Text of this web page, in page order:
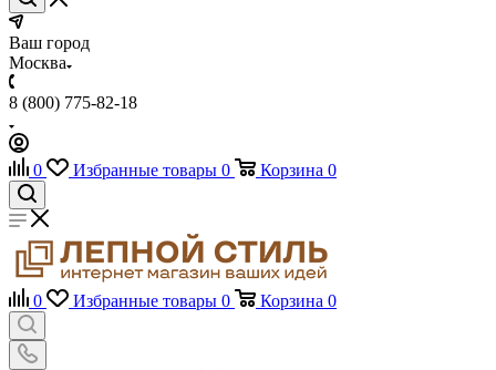
Ваш город
Москва
8 (800) 775-82-18
0 Избранные товары 0 Корзина 0
0 Избранные товары 0 Корзина 0